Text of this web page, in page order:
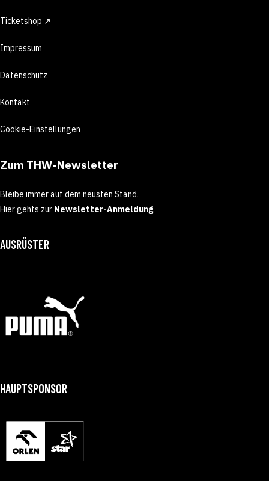
Ticketshop ↗
Impressum
Datenschutz
Kontakt
Cookie-Einstellungen
Zum THW-Newsletter
Bleibe immer auf dem neusten Stand.
Hier gehts zur Newsletter-Anmeldung.
AUSRÜSTER
HAUPTSPONSOR